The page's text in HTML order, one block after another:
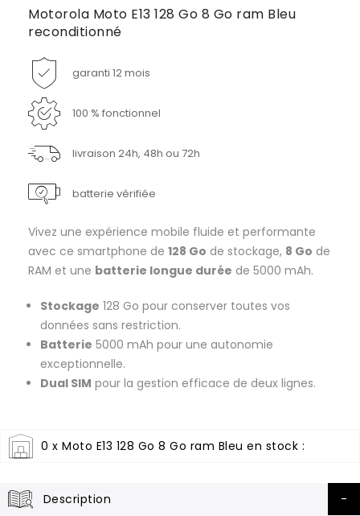
Motorola Moto E13 128 Go 8 Go ram Bleu
reconditionné
garanti 12 mois
100 % fonctionnel
livraison 24h, 48h ou 72h
batterie vérifiée
Vivez une expérience mobile fluide et performante
avec ce smartphone de 128 Go de stockage, 8 Go de
RAM et une batterie longue durée de 5000 mAh.
Stockage 128 Go pour conserver toutes vos
données sans restriction.
Batterie 5000 mAh pour une autonomie
exceptionnelle.
Dual SIM pour la gestion efficace de deux lignes.
0 x Moto E13 128 Go 8 Go ram Bleu en stock :
Description